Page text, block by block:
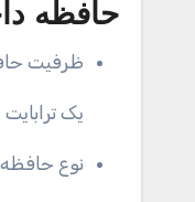
حافظه
ظرفیت
یک ترابایت
نوع